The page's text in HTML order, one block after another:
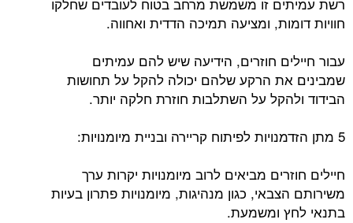
חוויות דומות, ומציעה תמיכה הדדית ואחווה.
עבור חיילים חוזרים, הידיעה שיש להם עמיתים
שמבינים את הרקע שלהם יכולה להקל על תחושות
הבידוד ולהקל על השתלבות חוזרת חלקה יותר.
5 מתן הזדמנויות לפיתוח קריירה ובניית מיומנויות:
חיילים חוזרים מביאים לרוב מיומנויות יקרות ערך
משירותם הצבאי, כגון מנהיגות, מיומנויות פתרון בעיות
בתנאי לחץ ומשמעת.